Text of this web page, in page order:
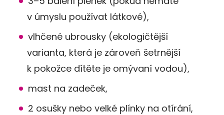
v úmyslu používat látkové),
vlhčené ubrousky (ekologičtější
varianta, která je zároveň šetrnější
k pokožce dítěte je omývaní vodou),
mast na zadeček,
2 osušky nebo velké plínky na otírání,